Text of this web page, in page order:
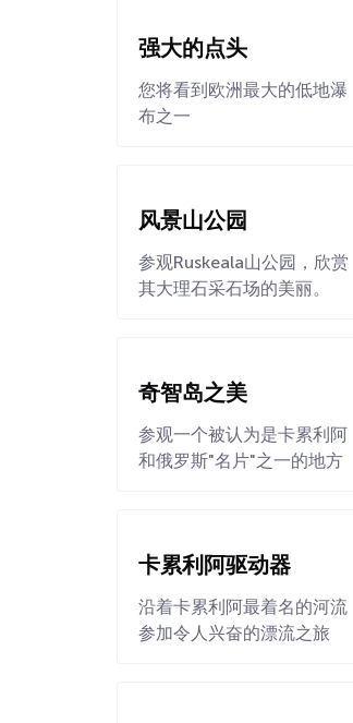
强大的点头
您将看到欧洲最大的低地瀑
布之一
风景山公园
参观Ruskeala山公园，欣赏
其大理石采石场的美丽。
奇智岛之美
参观一个被认为是卡累利阿
和俄罗斯"名片"之一的地方
卡累利阿驱动器
沿着卡累利阿最着名的河流
参加令人兴奋的漂流之旅